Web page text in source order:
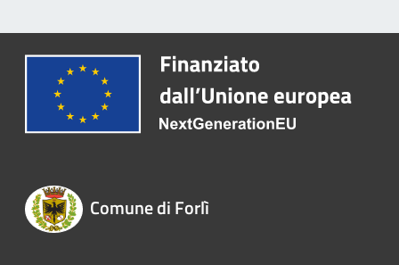
Comune di Forlì